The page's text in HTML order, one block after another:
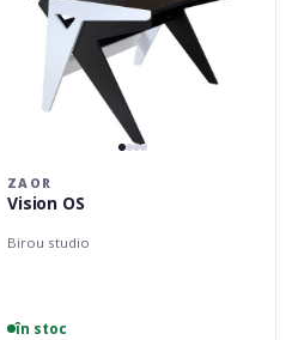
ZAOR
Vision OS
Birou studio
în stoc